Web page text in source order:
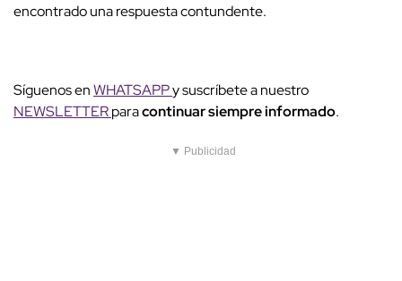
encontrado una respuesta contundente.
Síguenos enWHATSAPPy suscríbete a nuestro
NEWSLETTERparacontinuar siempre informado.
▼ Publicidad